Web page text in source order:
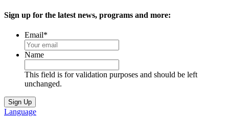
Sign up for the latest news, programs and more:
Email*
Name
This field is for validation purposes and should be left
unchanged.
Language